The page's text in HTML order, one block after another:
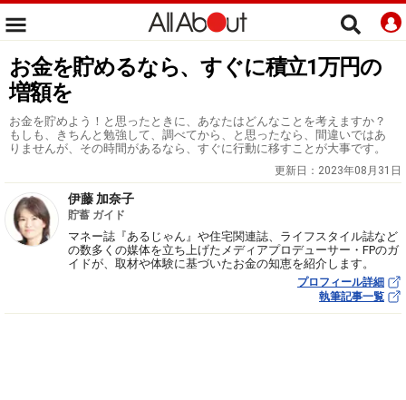
お金を貯めるなら、すぐに積立1万円の
増額を
お金を貯めよう！と思ったときに、あなたはどんなことを考えますか？
もしも、きちんと勉強して、調べてから、と思ったなら、間違いではあ
りませんが、その時間があるなら、すぐに行動に移すことが大事です。
更新日： 2023年08月31日
伊藤 加奈子
貯蓄 ガイド
マネー誌『あるじゃん』や住宅関連誌、ライフスタイル誌など
の数多くの媒体を立ち上げたメディアプロデューサー・FPのガ
イドが、取材や体験に基づいたお金の知恵を紹介します。
プロフィール詳細
執筆記事一覧